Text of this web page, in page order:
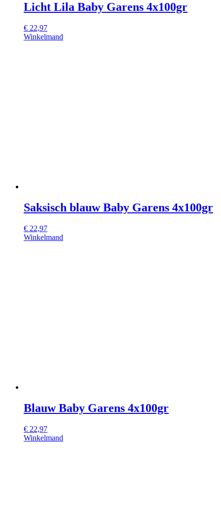
Licht Lila Baby Garens 4x100gr
€ 22,97
Winkelmand
Saksisch blauw Baby Garens 4x100gr
€ 22,97
Winkelmand
Blauw Baby Garens 4x100gr
€ 22,97
Winkelmand